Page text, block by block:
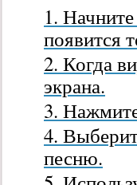
появится
Когда
экрана.
песню.